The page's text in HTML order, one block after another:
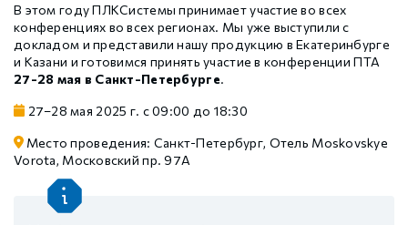
В этом году ПЛКСистемы принимает участие во всех
конференциях во всех регионах. Мы уже выступили с
докладом и представили нашу продукцию в Екатеринбурге
и Казани и готовимся принять участие в конференции ПТА
27-28 мая в Санкт-Петербурге.
27–28 мая 2025 г. с 09:00 до 18:30
Место проведения: Санкт-Петербург, Отель Moskovskye
Vorota, Московский пр. 97А